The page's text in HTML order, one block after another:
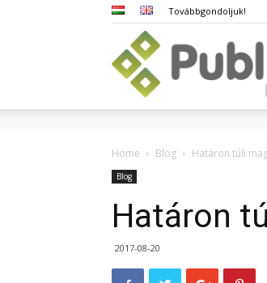
Továbbgondoljuk!
Home Blog Határon túli
Blog
Határon
2017-08-20